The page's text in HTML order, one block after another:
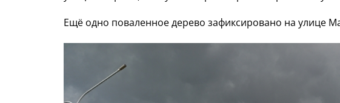
Ещё одно поваленное дерево зафиксировано на улице